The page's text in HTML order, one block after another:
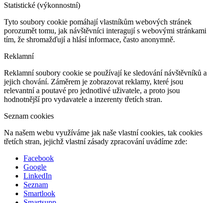
Statistické (výkonnostní)
Tyto soubory cookie pomáhají vlastníkům webových stránek
porozumět tomu, jak návštěvníci interagují s webovými stránkami
tím, že shromažďují a hlásí informace, často anonymně.
Reklamní
Reklamní soubory cookie se používají ke sledování návštěvníků a
jejich chování. Záměrem je zobrazovat reklamy, které jsou
relevantní a poutavé pro jednotlivé uživatele, a proto jsou
hodnotnější pro vydavatele a inzerenty třetích stran.
Seznam cookies
Na našem webu využíváme jak naše vlastní cookies, tak cookies
třetích stran, jejichž vlastní zásady zpracování uvádíme zde:
Facebook
Google
LinkedIn
Seznam
Smartlook